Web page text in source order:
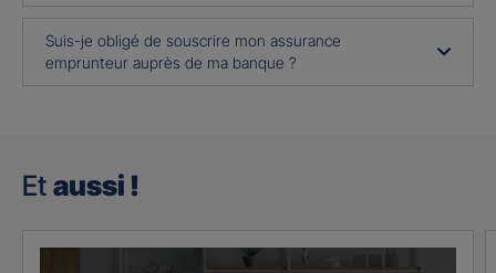
Suis-je obligé de souscrire mon assurance
emprunteur auprès de ma banque ?
Et aussi !